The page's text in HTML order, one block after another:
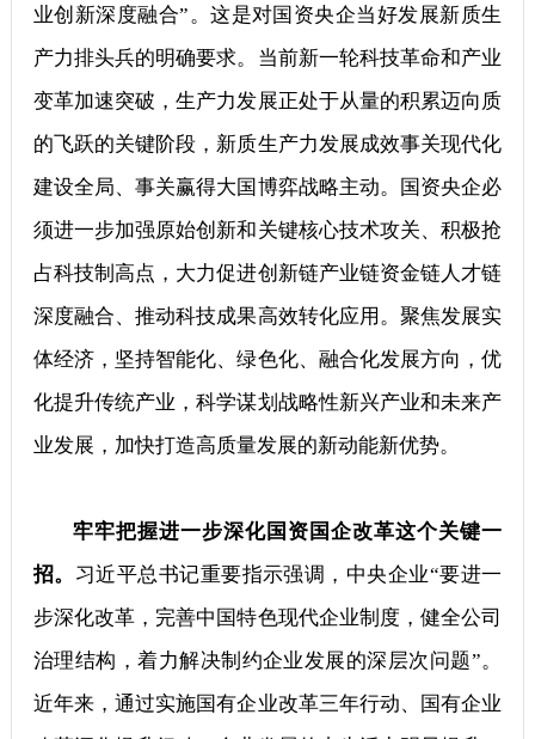
业创新深度融合”。这是对国资央企当好发展新质生
产力排头兵的明确要求。当前新一轮科技革命和产业
变革加速突破，生产力发展正处于从量的积累迈向质
的飞跃的关键阶段，新质生产力发展成效事关现代化
建设全局、事关赢得大国博弈战略主动。国资央企必
须进一步加强原始创新和关键核心技术攻关、积极抢
占科技制高点，大力促进创新链产业链资金链人才链
深度融合、推动科技成果高效转化应用。聚焦发展实
体经济，坚持智能化、绿色化、融合化发展方向，优
化提升传统产业，科学谋划战略性新兴产业和未来产
业发展，加快打造高质量发展的新动能新优势。
牢牢把握进一步深化国资国企改革这个关键一
招。 习近平总书记重要指示强调，中央企业“要进一
步深化改革，完善中国特色现代企业制度，健全公司
治理结构，着力解决制约企业发展的深层次问题”。
近年来，通过实施国有企业改革三年行动、国有企业